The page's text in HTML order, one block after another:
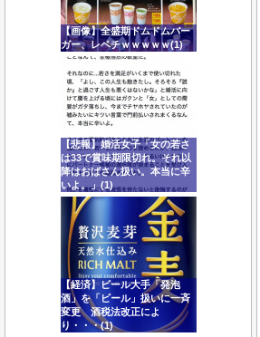
【画像】全盛期ドムドムバー
ガー、レベチｗｗｗｗｗ(1)
【悲報】婚活女子「女の若さ
は33で賞味期限切れ。それ以
降はおばさん扱い。本当に辛
いよ。」(1)
【経済】ビール大手「発泡
酒」を「ビール」扱いに一斉
変更 酒税法改正によ
り・・・(1)